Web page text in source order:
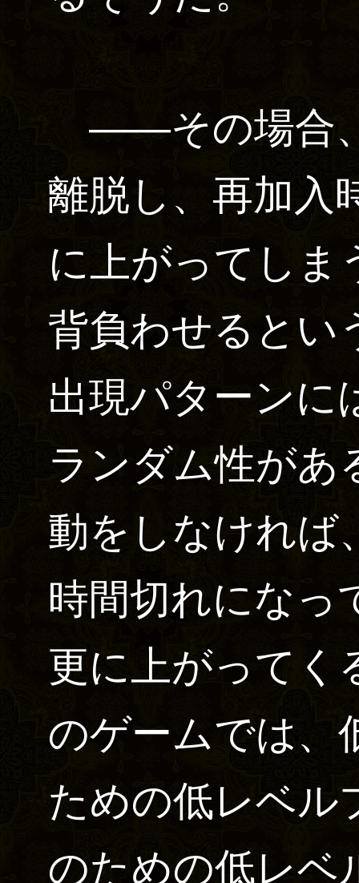
――その場合
離脱し、再加入
に上がってしま
背負わせるとい
出現パターンに
ランダム性があ
動をしなければ
時間切れになっ
更に上がってく
のゲームでは、
ための低レベル
のための低レベ